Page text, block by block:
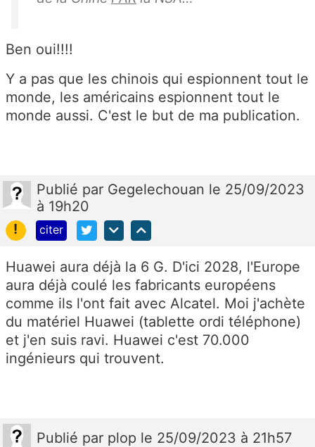
Ben oui!!!!
Y a pas que les chinois qui espionnent tout le
monde, les américains espionnent tout le
monde aussi. C'est le but de ma publication.
Publié par Gegelechouan le 25/09/2023
à 19h20
!
citer
Huawei aura déjà la 6 G. D'ici 2028, l'Europe
aura déjà coulé les fabricants européens
comme ils l'ont fait avec Alcatel. Moi j'achète
du matériel Huawei (tablette ordi téléphone)
et j'en suis ravi. Huawei c'est 70.000
ingénieurs qui trouvent.
Publié par plop le 25/09/2023 à 21h57